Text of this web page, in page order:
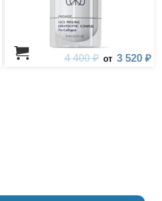
4 400 ₽ от 3 520 ₽